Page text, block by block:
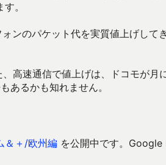
。
ンのパケット代を実質値上げして
高速通信で値上げは、ドコモが月
あるかも知れません。
＆＋/欧州編 を公開中です。